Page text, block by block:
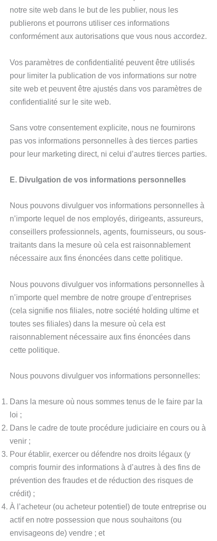
notre site web dans le but de les publier, nous les
publierons et pourrons utiliser ces informations
conformément aux autorisations que vous nous accordez.
Vos paramètres de confidentialité peuvent être utilisés
pour limiter la publication de vos informations sur notre
site web et peuvent être ajustés dans vos paramètres de
confidentialité sur le site web.
Sans votre consentement explicite, nous ne fournirons
pas vos informations personnelles à des tierces parties
pour leur marketing direct, ni celui d’autres tierces parties.
E. Divulgation de vos informations personnelles
Nous pouvons divulguer vos informations personnelles à
n’importe lequel de nos employés, dirigeants, assureurs,
conseillers professionnels, agents, fournisseurs, ou sous-
traitants dans la mesure où cela est raisonnablement
nécessaire aux fins énoncées dans cette politique.
Nous pouvons divulguer vos informations personnelles à
n’importe quel membre de notre groupe d’entreprises
(cela signifie nos filiales, notre société holding ultime et
toutes ses filiales) dans la mesure où cela est
raisonnablement nécessaire aux fins énoncées dans
cette politique.
Nous pouvons divulguer vos informations personnelles:
Dans la mesure où nous sommes tenus de le faire par la
loi ;
Dans le cadre de toute procédure judiciaire en cours ou à
venir ;
Pour établir, exercer ou défendre nos droits légaux (y
compris fournir des informations à d’autres à des fins de
prévention des fraudes et de réduction des risques de
crédit) ;
À l’acheteur (ou acheteur potentiel) de toute entreprise ou
actif en notre possession que nous souhaitons (ou
envisageons de) vendre ; et